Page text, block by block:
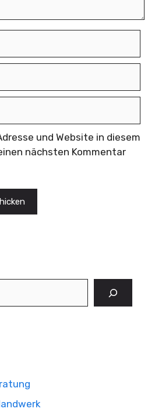
und Website in diesem
nächsten Kommentar